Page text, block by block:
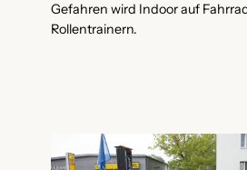
Gefahren wird Indoor auf
Rollentrainern.